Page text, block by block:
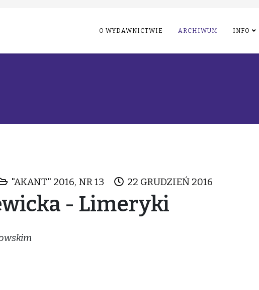
O WYDAWNICTWIE ARCHIWUM INFO
"AKANT" 2016, NR 13 22 GRUDZIEŃ 2016
- Limeryki